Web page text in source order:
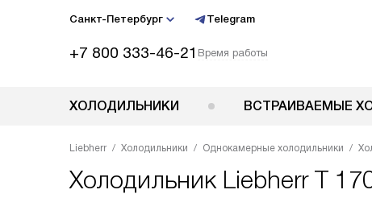
Санкт-Петербург Telegram
+7 800 333-46-21 Время работы
ХОЛОДИЛЬНИКИ ВСТРАИВАЕМЫЕ
Liebherr Холодильники Однокамерные холодильники
Холодильник Liebherr T